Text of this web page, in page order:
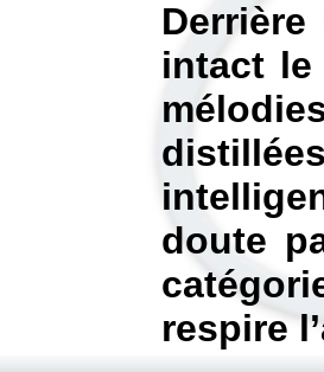
intact le
doute
respire